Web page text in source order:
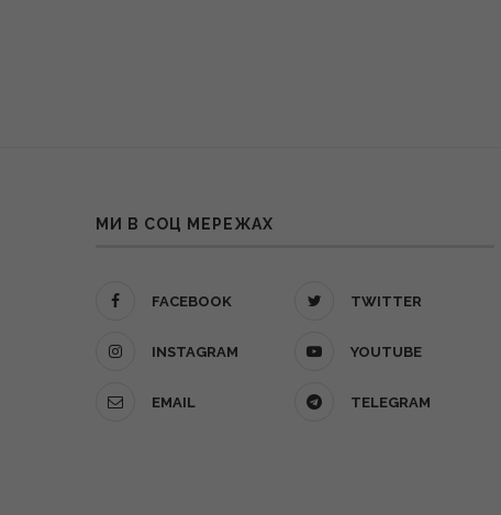
МИ В СОЦ МЕРЕЖАХ
FACEBOOK TWITTER
INSTAGRAM YOUTUBE
EMAIL TELEGRAM